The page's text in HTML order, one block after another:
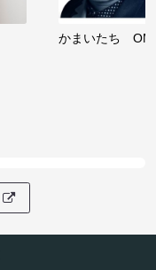
かまいたち